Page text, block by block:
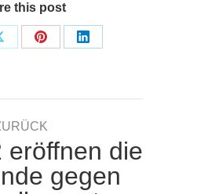
this post
Share
Share
Vorheriger
eröffnen die
gegen